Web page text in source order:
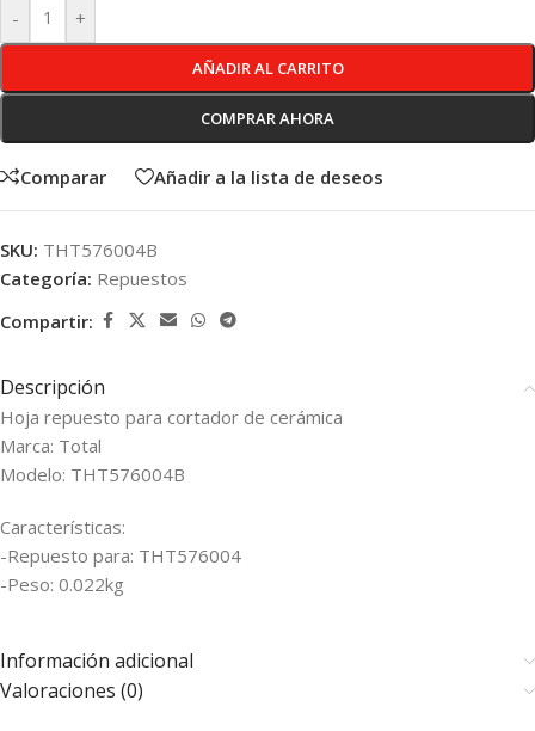
- +
AÑADIR AL CARRITO
COMPRAR AHORA
Comparar Añadir a la lista de deseos
SKU: THT576004B
Categoría: Repuestos
Compartir:
Descripción
Hoja repuesto para cortador de cerámica
Marca: Total
Modelo: THT576004B
Características:
-Repuesto para: THT576004
-Peso: 0.022kg
Información adicional
Valoraciones (0)